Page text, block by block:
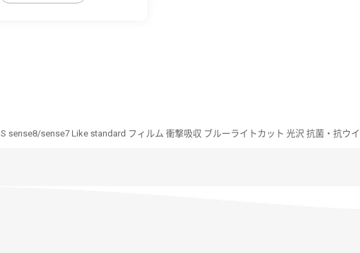
sense8/sense7 Like standard フィルム 衝撃吸収 ブルーライトカット 光沢 抗菌・抗ウ